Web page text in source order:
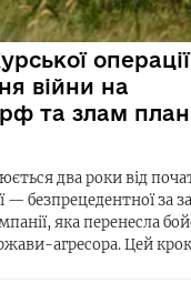
війни на
та злам
два роки від
— безпрецедентної за
яка перенесла
агресора. Цей